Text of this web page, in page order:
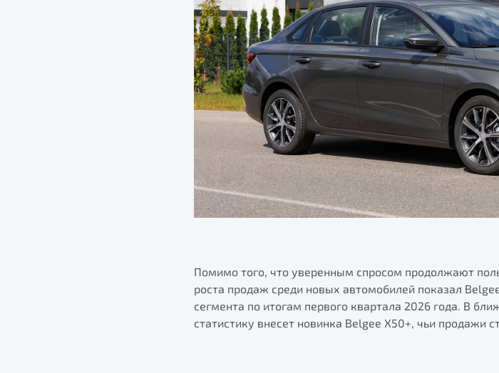
Помимо того, что уверенным спросом продолжают
роста продаж среди новых автомобилей показал
сегмента по итогам первого квартала 2026 года. В
статистику внесет новинка Belgee X50+, чьи продажи